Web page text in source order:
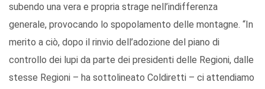
subendo una vera e propria strage nell’indifferenza
generale, provocando lo spopolamento delle montagne. “In
merito a ciò, dopo il rinvio dell’adozione del piano di
controllo dei lupi da parte dei presidenti delle Regioni, dalle
stesse Regioni – ha sottolineato Coldiretti – ci attendiamo